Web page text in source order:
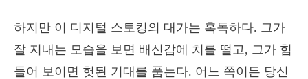
하지만 이 디지털 스토킹의 대가는 혹독하다. 그가
잘 지내는 모습을 보면 배신감에 치를 떨고, 그가 힘
들어 보이면 헛된 기대를 품는다. 어느 쪽이든 당신